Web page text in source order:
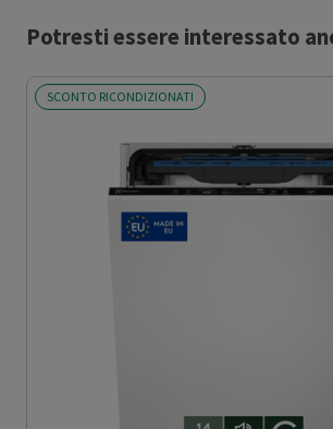
Potresti essere interessato
SCONTO RICONDIZIONATI